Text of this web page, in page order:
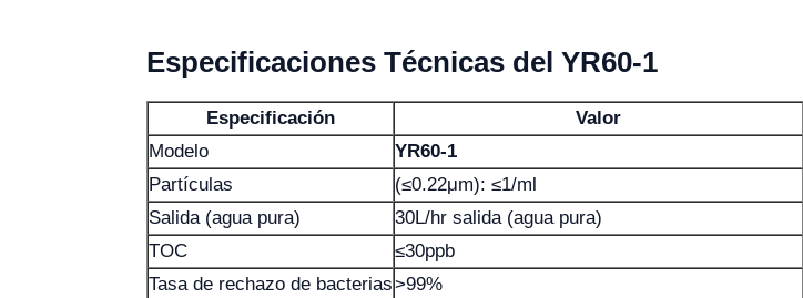
Especificaciones Técnicas del YR60-1
Especificación
Valor
Modelo
YR60-1
Partículas
(≤0.22μm): ≤1/ml
Salida (agua pura)
30L/hr salida (agua pura)
TOC
≤30ppb
Tasa de rechazo de bacterias>99%